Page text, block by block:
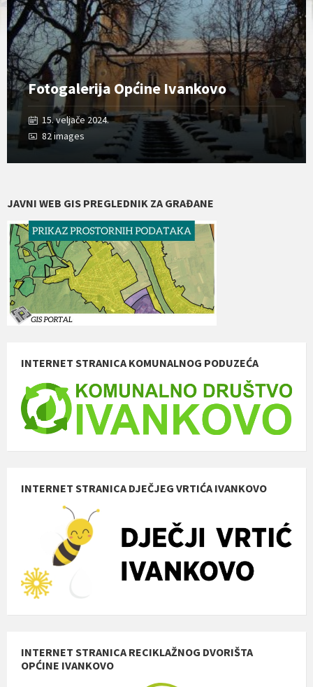
Fotogalerija Općine Ivankovo
15. veljače 2024.
82 images
JAVNI WEB GIS PREGLEDNIK ZA GRAĐANE
INTERNET STRANICA KOMUNALNOG PODUZEĆA
INTERNET STRANICA DJEČJEG VRTIĆA IVANKOVO
INTERNET STRANICA RECIKLAŽNOG DVORIŠTA
OPĆINE IVANKOVO